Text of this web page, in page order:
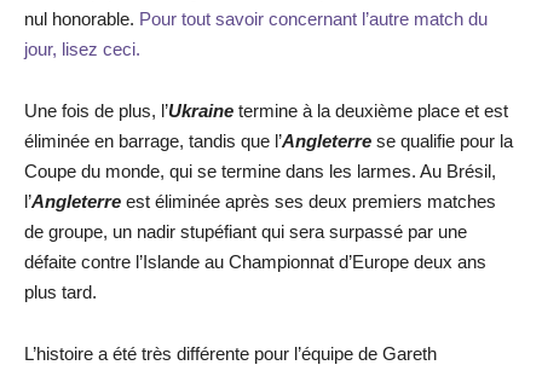
nul honorable. Pour tout savoir concernant l’autre match du
jour, lisez ceci.
Une fois de plus, l’Ukraine termine à la deuxième place et est
éliminée en barrage, tandis que l’Angleterre se qualifie pour la
Coupe du monde, qui se termine dans les larmes. Au Brésil,
l’Angleterre est éliminée après ses deux premiers matches
de groupe, un nadir stupéfiant qui sera surpassé par une
défaite contre l’Islande au Championnat d’Europe deux ans
plus tard.
L’histoire a été très différente pour l’équipe de Gareth